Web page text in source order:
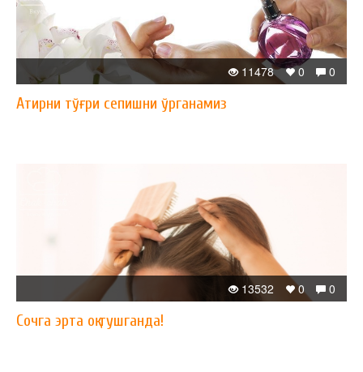
0
0
11478
Атирни тўғри сепишни ўрганамиз
0
0
13532
Сочга эрта оқ тушганда!